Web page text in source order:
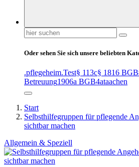
Suchen
nach:
Oder sehen Sie sich unsere beliebten
.pflegeheim.Test§ 113c§ 1816 BGB
Betreuung1906a BGB4ataachen
Start
Selbsthilfegruppen für pflegende
sichtbar machen
Allgemein & Speziell